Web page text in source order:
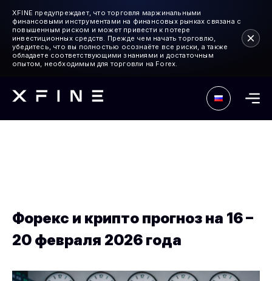
XFINE предупреждает, что торговля маржинальными
финансовыми инструментами на финансовых рынках связана с
повышенным риском и может привести к потере
инвестиционных средств. Прежде чем начать торговлю,
убедитесь, что вы полностью осознаёте все риски, а также
обладаете соответствующими знаниями и достаточным
опытом, необходимым для торговли на Forex.
Форекс и крипто прогноз на 16 –
20 февраля 2026 года